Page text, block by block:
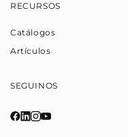
RECURSOS
Catálogos
Artículos
SEGUINOS